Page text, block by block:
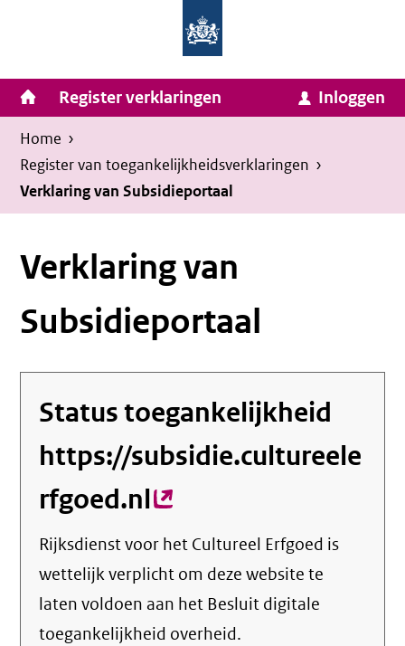
inhoud
van
Zaken
en
Koninkrijksrelaties
Homepage
van
Invulassistent
Toegankelijkheidsverklaring
Toegankelijkheidsverklaring
Hoofdnavigatie
Register verklaringen Inloggen
Kruimelpad
U
bevindt
zich
hier:
Home ›
Register van toegankelijkheids­verklaringen ›
Verklaring van Subsidieportaal
Verklaring van
Subsidieportaal
Status toegankelijkheid
https://subsidie.cultureele
rfgoed.nl(externe
link)
Rijksdienst voor het Cultureel Erfgoed is
wettelijk verplicht om deze website te
laten voldoen aan het Besluit digitale
toegankelijkheid overheid.